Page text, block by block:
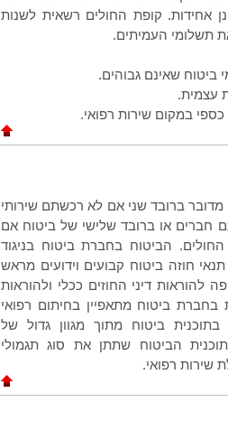
אחידות. קופת החולים רשאית לשנות
תשלומי העמיתים.
ביטוח שאינם גבוהים.
עצמית.
במקום שירות רפואי.
ברובד שני אם לא רכשתם שירותי
חברים או ברובד שלישי של ביטוח אם
הביטוח בחברת ביטוח בניגוד
חוזה ביטוח קבועים וידועים מראש
דיני החוזים ככלי ולהוראות
ביטוח מתאפיין בחיתום רפואי
ביטוח מתוך מגוון גדול של
הביטוח שתתן את סוג תגמולי
שירות רפואי.